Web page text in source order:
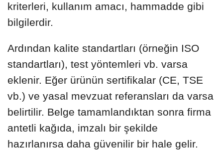
kriterleri, kullanım amacı, hammadde gibi
bilgilerdir.
Ardından kalite standartları (örneğin ISO
standartları), test yöntemleri vb. varsa
eklenir. Eğer ürünün sertifikalar (CE, TSE
vb.) ve yasal mevzuat referansları da varsa
belirtilir. Belge tamamlandıktan sonra firma
antetli kağıda, imzalı bir şekilde
hazırlanırsa daha güvenilir bir hale gelir.